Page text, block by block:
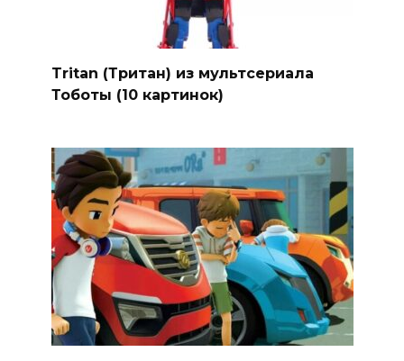
Tritan (Тритан) из мультсериала
Тоботы (10 картинок)